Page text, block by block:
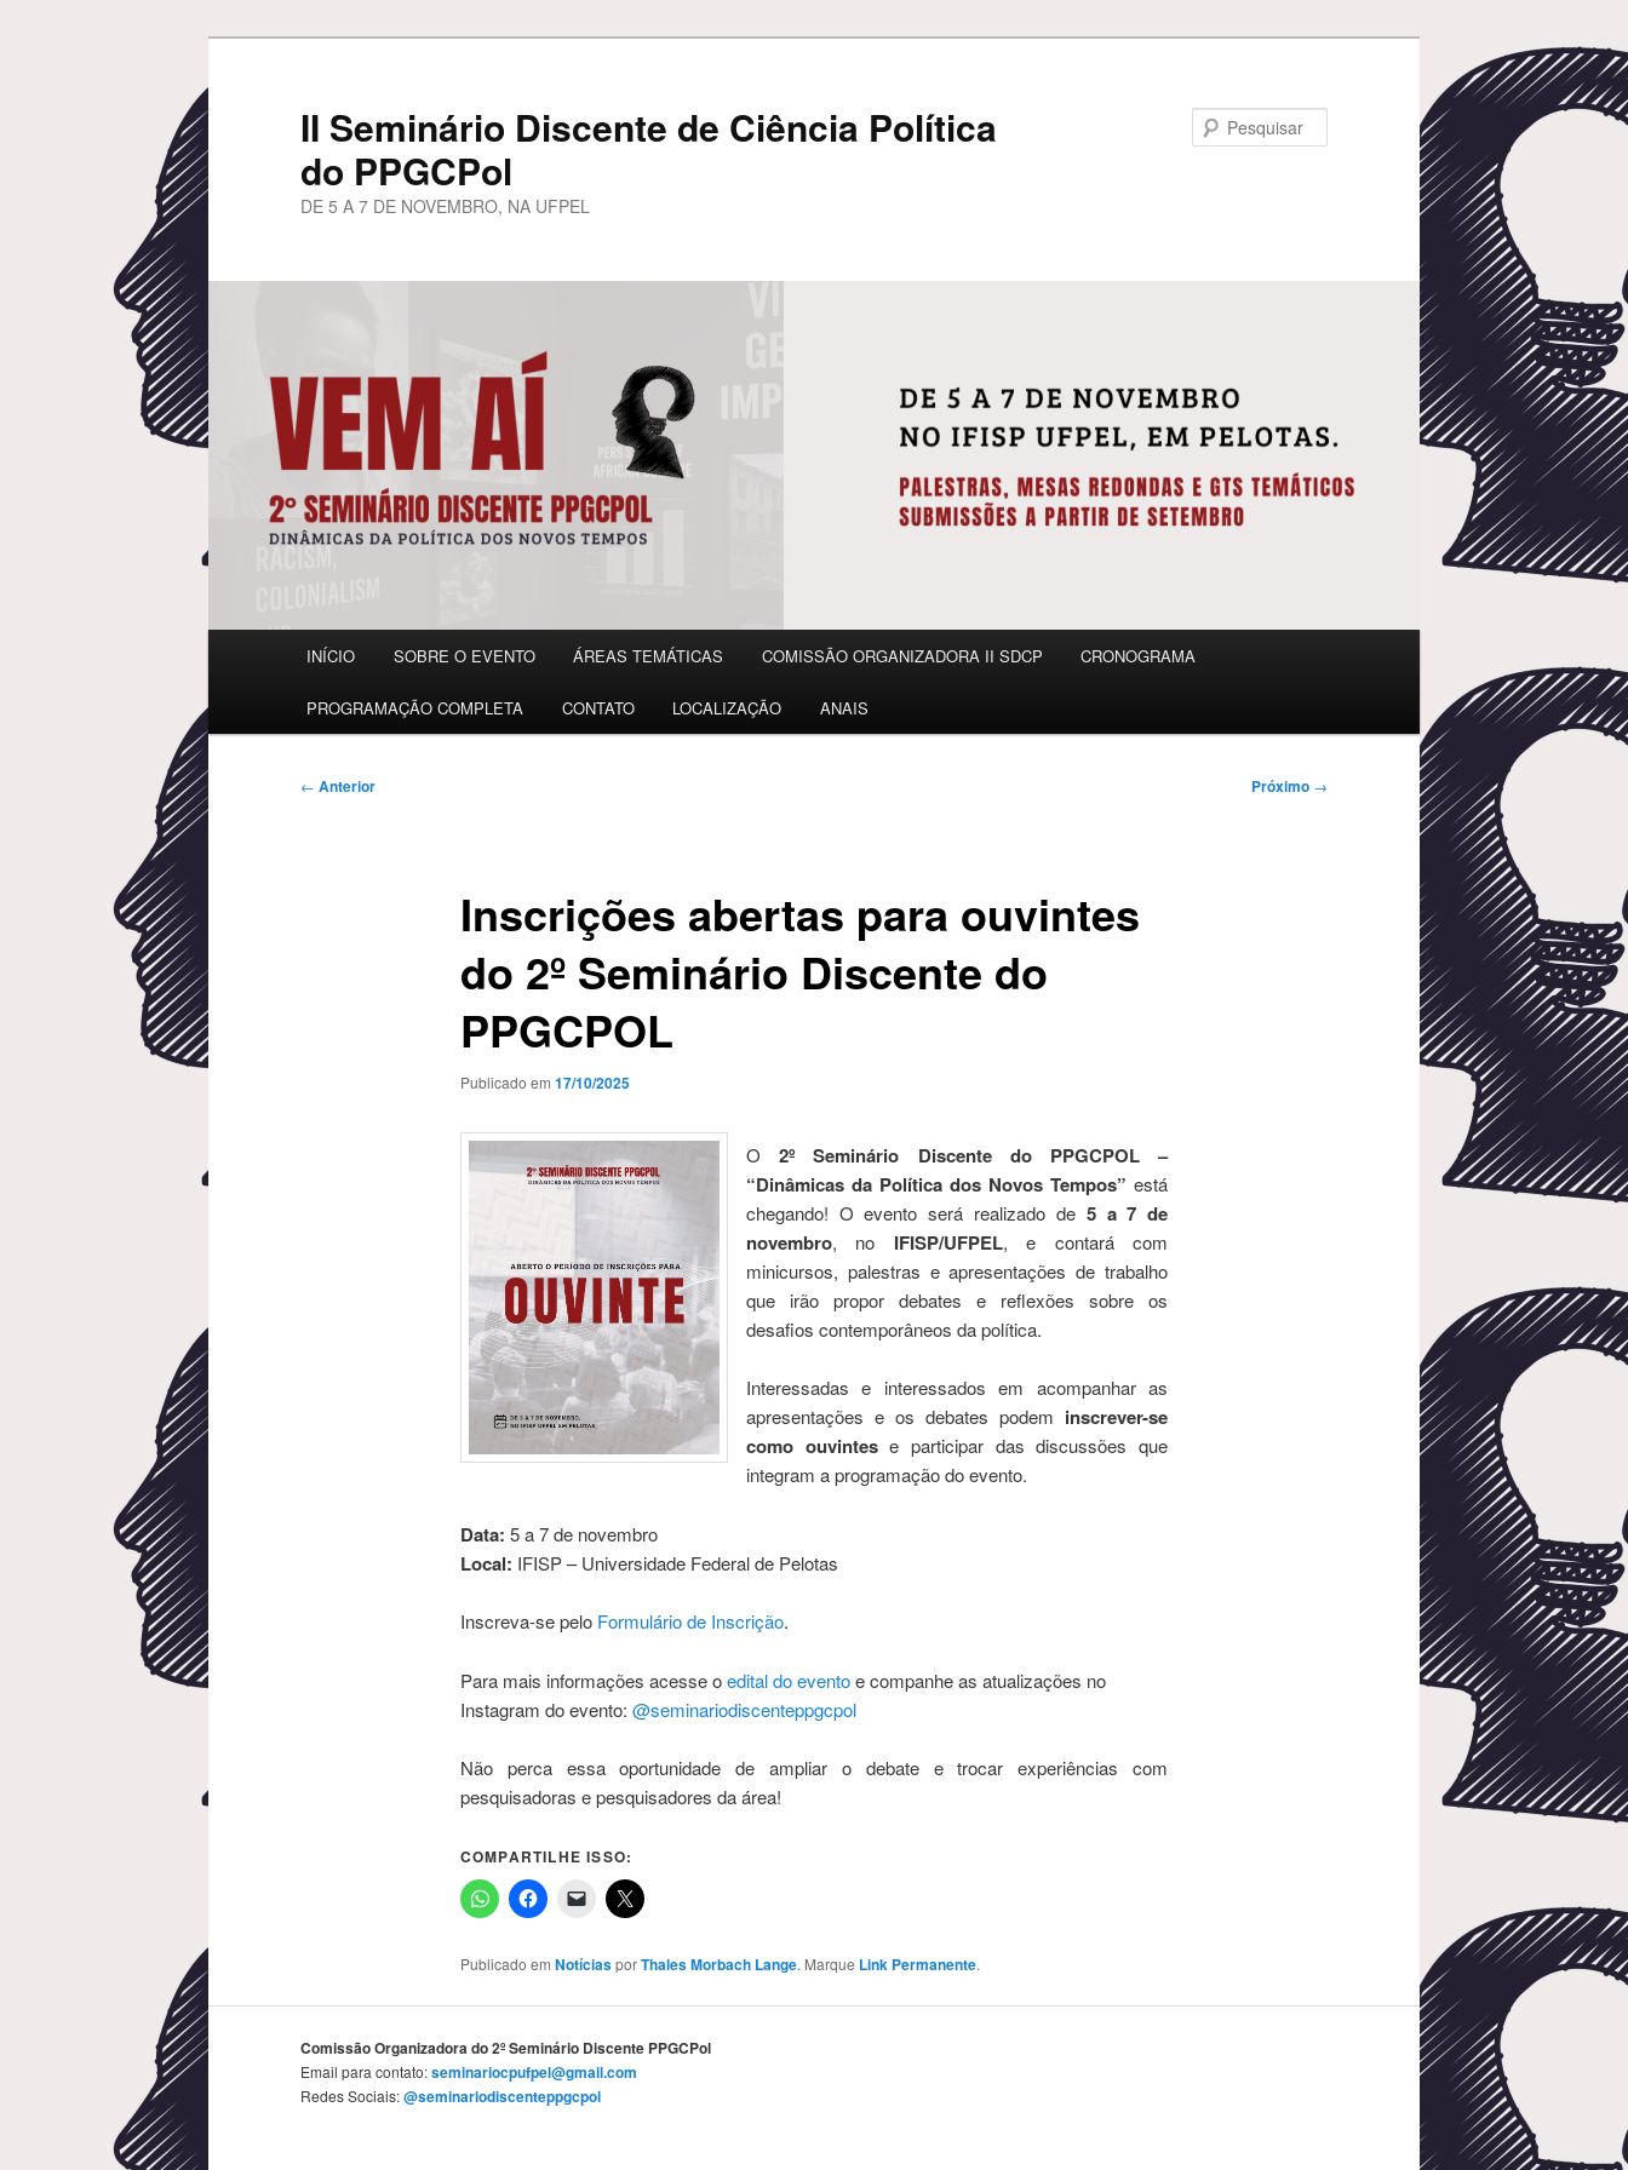
II Seminário Discente de Ciência Política
do PPGCPol
DE 5 A 7 DE NOVEMBRO, NA UFPEL
INÍCIO SOBRE O EVENTO ÁREAS TEMÁTICAS COMISSÃO ORGANIZADORA II SDCP CRONOGRAMA
PROGRAMAÇÃO COMPLETA CONTATO LOCALIZAÇÃO ANAIS
Navegação
← Anterior Próximo →
Inscrições abertas para ouvintes
do 2º Seminário Discente do
PPGCPOL
Publicado em 17/10/2025
O2º Seminário Discente do PPGCPOL –
“Dinâmicas da Política dos Novos Tempos” está
chegando! O evento será realizado de 5 a 7 de
novembro, no IFISP/UFPEL, e contará com
minicursos, palestras e apresentações de trabalho
que irão propor debates e reflexões sobre os
desafios contemporâneos da política.
Interessadas e interessados em acompanhar as
apresentações e os debates podem inscrever-se
como ouvintese participar das discussões que
integram a programação do evento.
Data: 5 a 7 de novembro
Local: IFISP – Universidade Federal de Pelotas
Inscreva-se pelo Formulário de Inscrição.
Para mais informações acesse oedital do eventoe companhe as atualizações no
Instagram do evento: @seminariodiscenteppgcpol
Não perca essa oportunidade de ampliar o debate e trocar experiências com
pesquisadoras e pesquisadores da área!
COMPARTILHE ISSO:
Publicado em NotíciasporThales Morbach Lange. Marque Link Permanente.
Comissão Organizadora do 2º Seminário Discente PPGCPol
Email para contato:seminariocpufpel@gmail.com
Redes Sociais:@seminariodiscenteppgcpol